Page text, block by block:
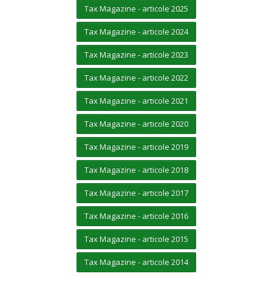
Tax Magazine - articole 2025
Tax Magazine - articole 2024
Tax Magazine - articole 2023
Tax Magazine - articole 2022
Tax Magazine - articole 2021
Tax Magazine - articole 2020
Tax Magazine - articole 2019
Tax Magazine - articole 2018
Tax Magazine - articole 2017
Tax Magazine - articole 2016
Tax Magazine - articole 2015
Tax Magazine - articole 2014